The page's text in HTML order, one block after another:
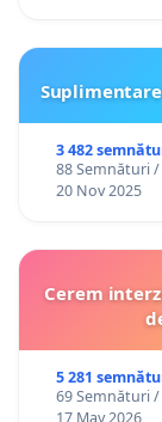
3 482
88 Semnături /
20 Nov 2025
Cerem
5 281
69 Semnături /
17 May 2026